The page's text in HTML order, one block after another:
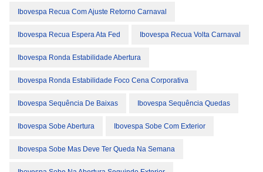
Ibovespa Recua Com Ajuste Retorno Carnaval
Ibovespa Recua Espera Ata Fed Ibovespa Recua Volta Carnaval
Ibovespa Ronda Estabilidade Abertura
Ibovespa Ronda Estabilidade Foco Cena Corporativa
Ibovespa Sequência De Baixas Ibovespa Sequência Quedas
Ibovespa Sobe Abertura Ibovespa Sobe Com Exterior
Ibovespa Sobe Mas Deve Ter Queda Na Semana